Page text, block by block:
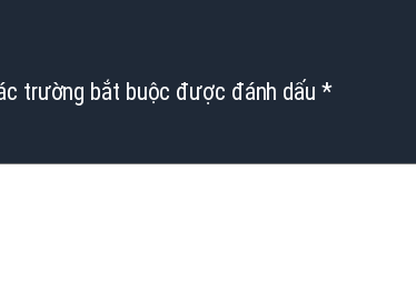
trường bắt buộc được đánh dấu *